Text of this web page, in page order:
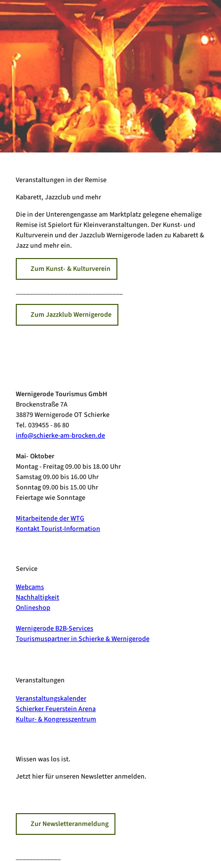
Veranstaltungen in der Remise
Kabarett, Jazzclub und mehr
Die in der Unterengengasse am Marktplatz gelegene ehemalige
Remise ist Spielort für Kleinveranstaltungen. Der Kunst- und
Kulturverein und der Jazzclub Wernigerode laden zu Kabarett &
Jazz und mehr ein.
Zum Kunst- & Kulturverein
_______________________________
Zum Jazzklub Wernigerode
Wernigerode Tourismus GmbH
Brockenstraße 7A
38879 Wernigerode OT Schierke
Tel. 039455 - 86 80
info@schierke-am-brocken.de
Mai- Oktober
Montag - Freitag 09.00 bis 18.00 Uhr
Samstag 09.00 bis 16.00 Uhr
Sonntag 09.00 bis 15.00 Uhr
Feiertage wie Sonntage
Mitarbeitende der WTG
Kontakt Tourist-Information
Service
Webcams
Nachhaltigkeit
Onlineshop
Wernigerode B2B-Services
Tourismuspartner in Schierke & Wernigerode
Veranstaltungen
Veranstaltungskalender
Schierker Feuerstein Arena
Kultur- & Kongresszentrum
Wissen was los ist.
Jetzt hier für unseren Newsletter anmelden.
Zur Newsletteranmeldung